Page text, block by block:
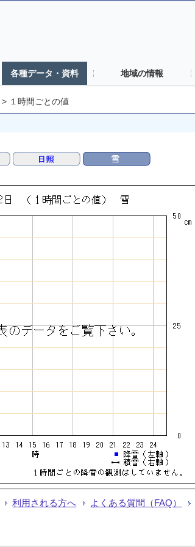
各種データ・資料 地域の情報
> １時間ごとの値
利用される方へ よくある質問（FAQ）